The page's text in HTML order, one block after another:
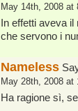
May 14th, 2008 at
In effetti aveva
che servono i
Nameless
May 28th, 2008 at
Ha ragione sì,